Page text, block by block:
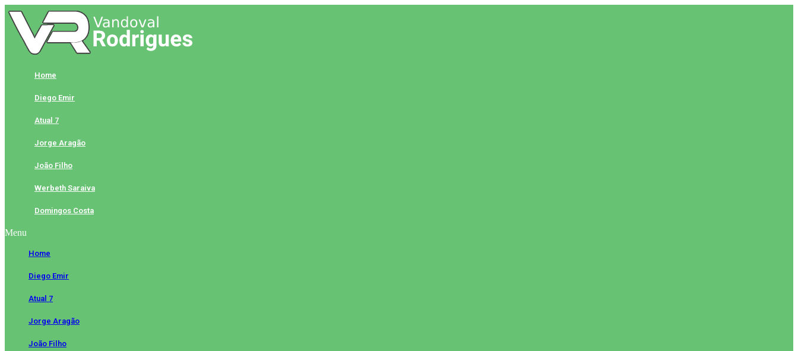
Skip
to
content
Home
Diego Emir
Atual 7
Jorge Aragão
João Filho
Werbeth Saraiva
Domingos Costa
Menu
Home
Diego Emir
Atual 7
Jorge Aragão
João Filho